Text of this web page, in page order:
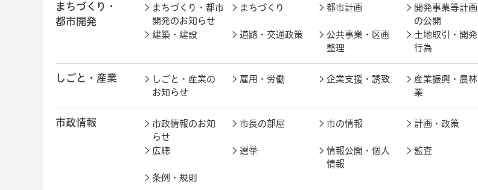
まちづくり・
都市開発
まちづくり・都市
開発のお知らせ
まちづくり 都市計画
開発事業等計画
の公開
建築・建設 道路・交通政策
公共事業・区画
整理
土地取引・開発
行為
しごと・産業
しごと・産業の
お知らせ
雇用・労働 企業支援・誘致
産業振興・農林
業
市政情報
市政情報のお知
らせ
市長の部屋 市の情報 計画・政策
広聴 選挙
情報公開・個人
情報
監査
条例・規則